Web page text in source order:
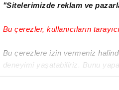
"Sitelerimizde reklam ve
Bu çerezler, kullanıcıların
Bu çerezlere izin vermeniz
deneyimi yaşatabiliriz. Bunu
Önceki Haber
başvurusu
onaylandı!